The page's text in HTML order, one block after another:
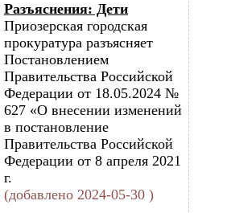
Разъяснения: Дети
Приозерская городская
прокуратура разъясняет
Постановлением
Правительства Российской
Федерации от 18.05.2024 №
627 «О внесении изменений
в постановление
Правительства Российской
Федерации от 8 апреля 2021
г.
(добавлено 2024-05-30 )